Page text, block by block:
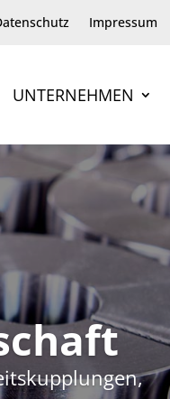
Impressum
UNTERNEHMEN